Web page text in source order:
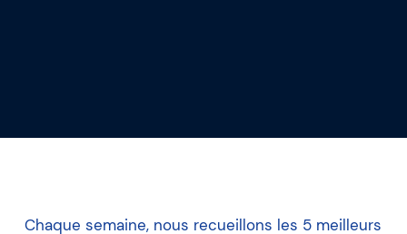
Chaque semaine, nous recueillons les 5 meilleurs